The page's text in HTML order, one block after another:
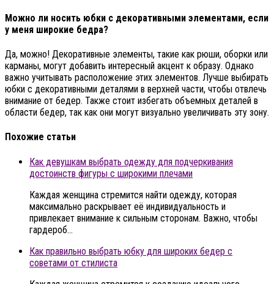
Можно ли носить юбки с декоративными элементами, если
у меня широкие бедра?
Да, можно! Декоративные элементы, такие как рюши, оборки или
карманы, могут добавить интересный акцент к образу. Однако
важно учитывать расположение этих элементов. Лучше выбирать
юбки с декоративными деталями в верхней части, чтобы отвлечь
внимание от бедер. Также стоит избегать объемных деталей в
области бедер, так как они могут визуально увеличивать эту зону.
Похожие статьи
Как девушкам выбрать одежду для подчеркивания
достоинств фигуры с широкими плечами
Каждая женщина стремится найти одежду, которая
максимально раскрывает её индивидуальность и
привлекает внимание к сильным сторонам. Важно, чтобы
гардероб…
Как правильно выбрать юбку для широких бедер с
советами от стилиста